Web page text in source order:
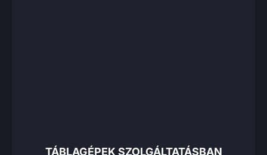
TÁBLAGÉPEK SZOLGÁLTATÁSBAN